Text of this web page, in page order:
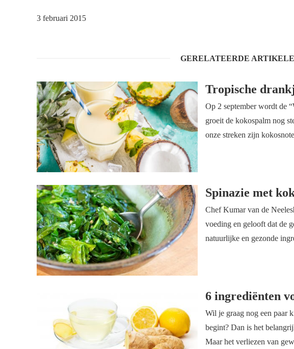
3 februari 2015
GERELATEERDE
Tropische
Op 2 september wordt de
groeit de kokospalm nog
onze streken zijn
Spinazie met
Chef Kumar van de
voeding en gelooft dat de
natuurlijke en gezonde
6 ingrediënten
Wil je graag nog een paar
begint? Dan is het
Maar het verliezen van